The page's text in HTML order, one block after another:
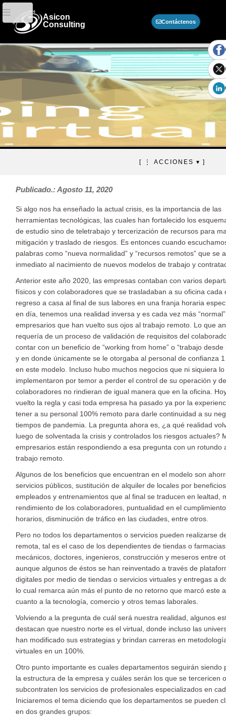
Asicon
Consulting
Contáctenos
Volviéndonos virtuales?
Nuevas tendencias y
alternativas de trabajo.
[ ⋮ ACCIONES ▾ ]
Publicado.: Agosto 11, 2020
Si algo nos ha enseñado la actual crisis, es la importancia de las
herramientas tecnológicas, las cuales han fortalecido los
de estudio sino de teletrabajo y tercerización de recursos para
mitigación y traslado de riesgos. Es entonces cuando
palabras como “nueva normalidad” y “recursos remotos” que se
inmediato al nacimiento de nuevos modelos de trabajo y
Anterior este año 2020, las empresas contaban con varios
físicos y con colaboradores que se trasladaban a su oficina cada
regreso a casa al final de sus labores en una franja horaria
en día, tenemos una realidad inversa y es cada vez más
empresarios que han vuelto sus ojos al trabajo remoto. Lo que
requería de un proceso de validación de requisitos del
contar con un beneficio de “working from home” o “trabajo desde
y en donde únicamente se le otorgaba al personal de confianza
en este modelo. Incluso hubo muchos negocios que ni siquiera lo
implementaron por temor a perder el control de su operación y
colaboradores no rindieran de igual manera que en la oficina.
vuelto la regla y casi toda empresa ha pasado ya por la
tener a su personal 100% remoto para darle continuidad a su
tiempos de pandemia. La pregunta ahora es, ¿a qué realidad
luego de solventada la crisis y controlados los riesgos actuales?
empresarios están respondiendo a esa pregunta con un rotundo
trabajo remoto.
Algunos de los beneficios que encuentran en el modelo son
servicios públicos, sustitución de alquiler de locales por
empleados y entrenamientos que al final se traducen en lealtad,
rendimiento de los colaboradores, puntualidad en el
horarios, disminución de tráfico en las ciudades, entre otros.
Pero no todos los departamentos o servicios pueden realizarse
remota, tal es el caso de los dependientes de tiendas o
mecánicos, doctores, ingenieros, construcción y meseros entre
aunque algunos de éstos se han reinventado a través de
digitales por medio de tiendas o servicios virtuales y entregas a
lo cual remarca aún más el punto de no retorno que marcó este
cuanto a la tecnología, comercio y otros temas laborales.
Volviendo a la pregunta de cuál será nuestra realidad, algunos
destacan que nuestro norte es el virtual, donde incluso las
han modificado sus estrategias y brindan carreras en
virtuales en un 100%.
Otro punto importante es cuales departamentos seguirán siendo
la estructura de la empresa y cuáles serán los que se tercericen
subcontraten los servicios de profesionales especializados en
Iniciaremos el tema diciendo que los departamentos se pueden
en dos grandes grupos: